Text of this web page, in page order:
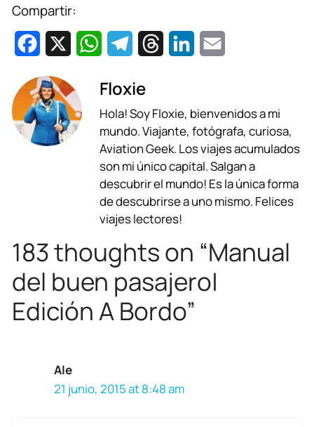
Compartir:
c
e
b
W
a
t
s
A
p
p
l
e
g
r
a
m
e
a
d
s
k
e
d
i
l
Floxie
Hola! Soy Floxie, bienvenidos a mi
mundo. Viajante, fotógrafa, curiosa,
Aviation Geek. Los viajes acumulados
son mi único capital. Salgan a
descubrir el mundo! Es la única forma
de descubrirse a uno mismo. Felices
viajes lectores!
183 thoughts on “Manual
del buen pasajero|
Edición A Bordo”
Ale
21 junio, 2015 at 8:48 am